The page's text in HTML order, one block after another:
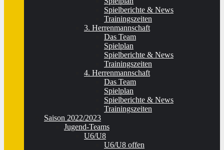
Spielberichte & News
Trainingszeiten
3. Herrenmannschaft
Das Team
Spielplan
Spielberichte & News
Trainingszeiten
4. Herrenmannschaft
Das Team
Spielplan
Spielberichte & News
Trainingszeiten
Saison 2022/2023
Jugend-Teams
U6/U8
U6/U8 offen